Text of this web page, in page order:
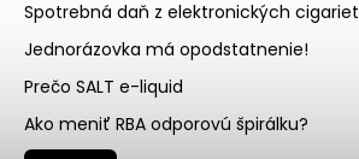
Spotrebná daň z elektronických cigariet
Jednorázovka má opodstatnenie!
Prečo SALT e-liquid
Ako meniť RBA odporovú špirálku?